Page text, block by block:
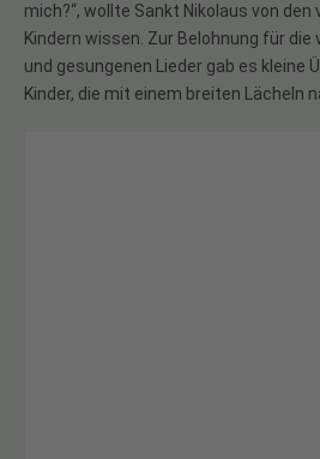
mich?“, wollte Sankt Nikolaus von
Kindern wissen. Zur Belohnung für
und gesungenen Lieder gab es kleine
Kinder, die mit einem breiten Lächeln